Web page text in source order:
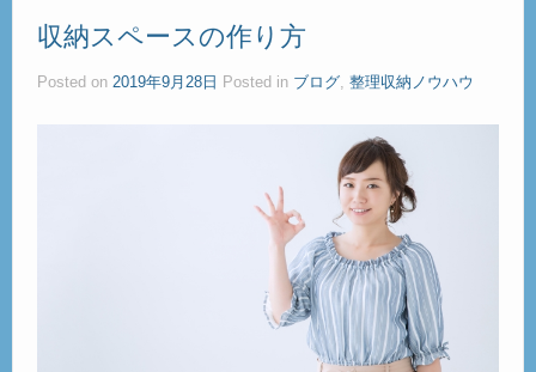
– Tour –
交通アクセス
– Access –
会社案内
– Company –
収納スペースの作り方
Posted on 2019年9月28日 Posted in ブログ, 整理収納ノウハウ